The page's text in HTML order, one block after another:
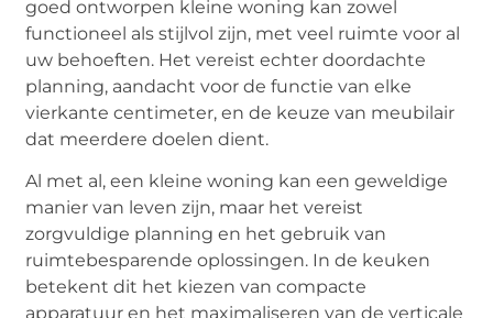
goed ontworpen kleine woning kan zowel
functioneel als stijlvol zijn, met veel ruimte voor al
uw behoeften. Het vereist echter doordachte
planning, aandacht voor de functie van elke
vierkante centimeter, en de keuze van meubilair
dat meerdere doelen dient.
Al met al, een kleine woning kan een geweldige
manier van leven zijn, maar het vereist
zorgvuldige planning en het gebruik van
ruimtebesparende oplossingen. In de keuken
betekent dit het kiezen van compacte
apparatuur en het maximaliseren van de verticale